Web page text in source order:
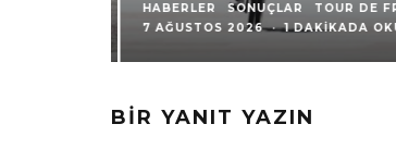
HABERLER SONUÇLAR TOUR DE
7 AĞUSTOS 2026
· 1 DAKIKADA OKU
BIR YANIT YAZIN